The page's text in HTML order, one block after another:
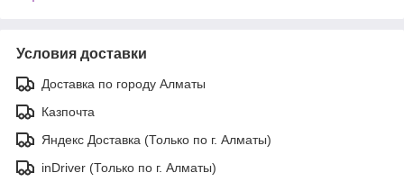
Условия доставки
Доставка по городу Алматы
Казпочта
Яндекс Доставка (Только по г. Алматы)
inDriver (Только по г. Алматы)